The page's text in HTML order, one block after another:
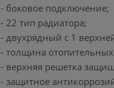
- боковое подключение;
- 22 тип радиатора;
- двухрядный с 1
- толщина
- верхняя решетка
- защитное